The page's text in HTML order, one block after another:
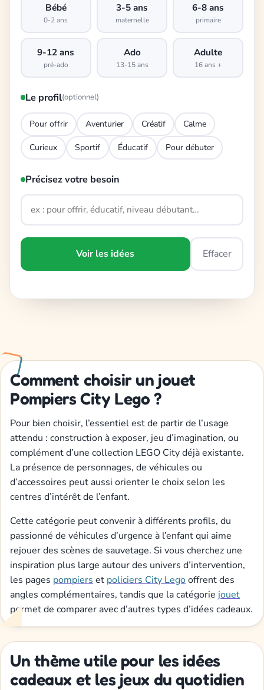
Bébé
0-2 ans
3-5 ans
maternelle
6-8 ans
primaire
9-12 ans
pré-ado
Ado
13-15 ans
Adulte
16 ans +
Le profil(optionnel)
Pour offrir Aventurier Créatif Calme
Curieux Sportif Éducatif Pour débuter
Précisez votre besoin
Voir les idées Effacer
Comment choisir un jouet
Pompiers City Lego ?
Pour bien choisir, l’essentiel est de partir de l’usage
attendu : construction à exposer, jeu d’imagination, ou
complément d’une collection LEGO City déjà existante.
La présence de personnages, de véhicules ou
d’accessoires peut aussi orienter le choix selon les
centres d’intérêt de l’enfant.
Cette catégorie peut convenir à différents profils, du
passionné de véhicules d’urgence à l’enfant qui aime
rejouer des scènes de sauvetage. Si vous cherchez une
inspiration plus large autour des univers d’intervention,
les pages pompiers et policiers City Legooffrent des
angles complémentaires, tandis que la catégorie jouet
permet de comparer avec d’autres types d’idées cadeaux.
Un thème utile pour les idées
cadeaux et les jeux du quotidien